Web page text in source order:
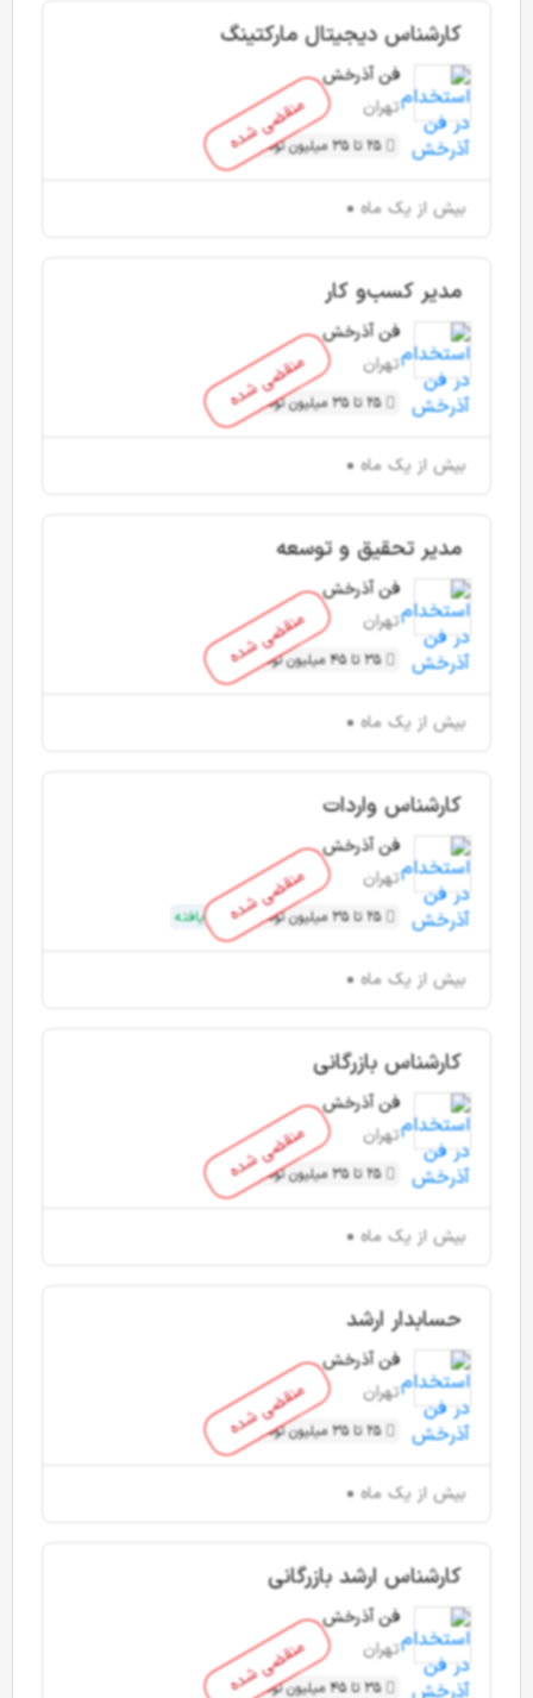
منقضی شده
کارشناس دیجیتال مارکتینگ
فن آذرخش
تهران
25 تا 35 میلیون تومان
بیش از یک ماه
منقضی شده
مدیر کسب‌و کار
فن آذرخش
تهران
25 تا 35 میلیون تومان
بیش از یک ماه
منقضی شده
مدیر تحقیق و توسعه
فن آذرخش
تهران
35 تا 45 میلیون تومان
بیش از یک ماه
منقضی شده
کارشناس واردات
فن آذرخش
تهران
25 تا 35 میلیون تومان ارتقا یافته
بیش از یک ماه
منقضی شده
کارشناس بازرگانی
فن آذرخش
تهران
25 تا 35 میلیون تومان
بیش از یک ماه
منقضی شده
حسابدار ارشد
فن آذرخش
تهران
25 تا 35 میلیون تومان
بیش از یک ماه
منقضی شده
کارشناس ارشد بازرگانی
فن آذرخش
تهران
35 تا 45 میلیون تومان